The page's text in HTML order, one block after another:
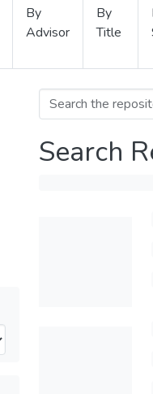
By
Advisor
By
Title
Search